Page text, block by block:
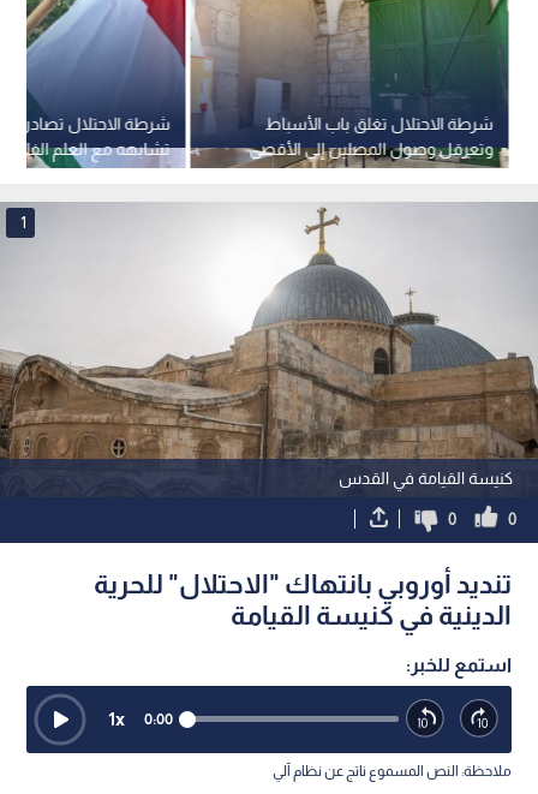
شرطة الاحتلال تصادر
تشابهه مع العلم
شرطة الاحتلال تغلق باب الأسباط
وتعرقل وصول المصلين إلى الأقصى
كنيسة القيامة في القدس
1
0
0
تنديد أوروبي بانتهاك "الاحتلال" للحرية
الدينية في كنيسة القيامة
استمع للخبر:
0:00
1x
ملاحظة: النص المسموع ناتج عن نظام آلي